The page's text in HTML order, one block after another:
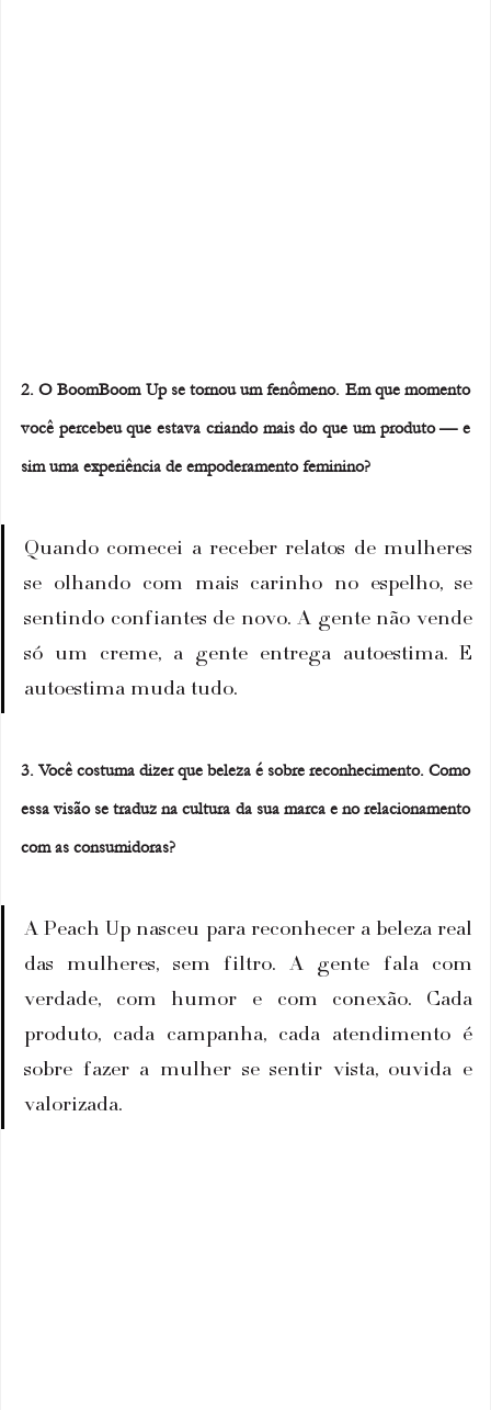
2. O BoomBoom Up se tornou um fenômeno. Em que momento
você percebeu que estava criando mais do que um produto — e
sim uma experiência de empoderamento feminino?
Quando comecei a receber relatos de mulheres
se olhando com mais carinho no espelho, se
sentindo confiantes de novo. A gente não vende
só um creme, a gente entrega autoestima. E
autoestima muda tudo.
3. Você costuma dizer que beleza é sobre reconhecimento. Como
essa visão se traduz na cultura da sua marca e no relacionamento
com as consumidoras?
A Peach Up nasceu para reconhecer a beleza real
das mulheres, sem filtro. A gente fala com
verdade, com humor e com conexão. Cada
produto, cada campanha, cada atendimento é
sobre fazer a mulher se sentir vista, ouvida e
valorizada.